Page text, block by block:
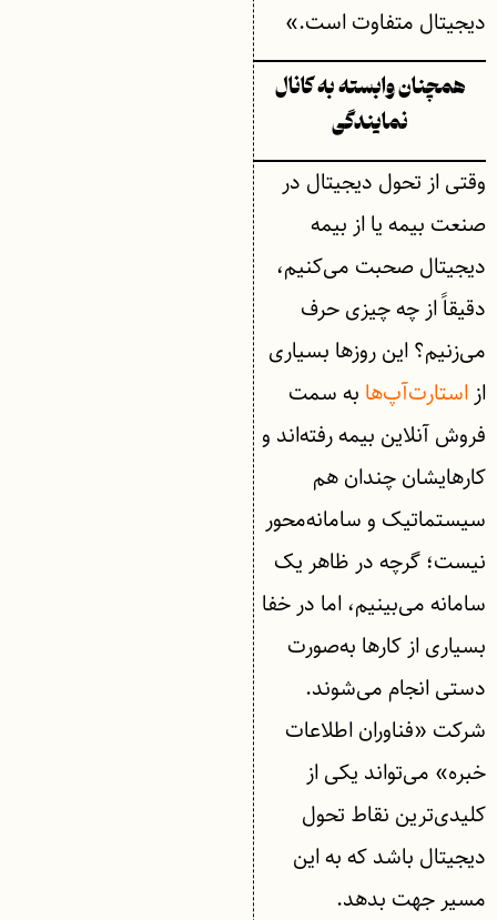
دیجیتال متفاوت است.»
همچنان وابسته به کانال
نمایندگی
وقتی از تحول دیجیتال در
صنعت بیمه یا از بیمه
دیجیتال صحبت می‌کنیم،
دقیقاً از چه چیزی حرف
می‌زنیم؟ این ‌روزها بسیاری
ازاستارت‌آپ‌ها به سمت
فروش آنلاین بیمه رفته‌اند و
کارهایشان چندان هم
سیستماتیک و سامانه‌محور
نیست؛ گرچه در ظاهر یک
سامانه می‌بینیم، اما در خفا
بسیاری از کارها به‌صورت
دستی انجام می‌شوند.
شرکت «فناوران اطلاعات
خبره» می‌تواند یکی از
کلیدی‌ترین نقاط تحول
دیجیتال باشد که به این
مسیر جهت بدهد.